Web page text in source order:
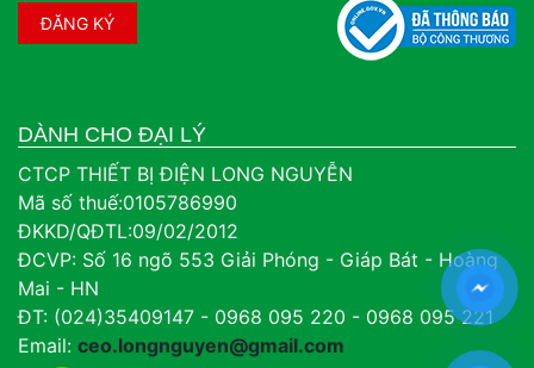
DÀNH CHO ĐẠI LÝ
CTCP THIẾT BỊ ĐIỆN LONG NGUYỄN
Mã số thuế:0105786990
ĐKKD/QĐTL:09/02/2012
ĐCVP: Số 16 ngõ 553 Giải Phóng - Giáp Bát - Hoàng
Mai - HN
ĐT: (024)35409147 - 0968 095 220 - 0968 095 221
Email: ceo.longnguyen@gmail.com